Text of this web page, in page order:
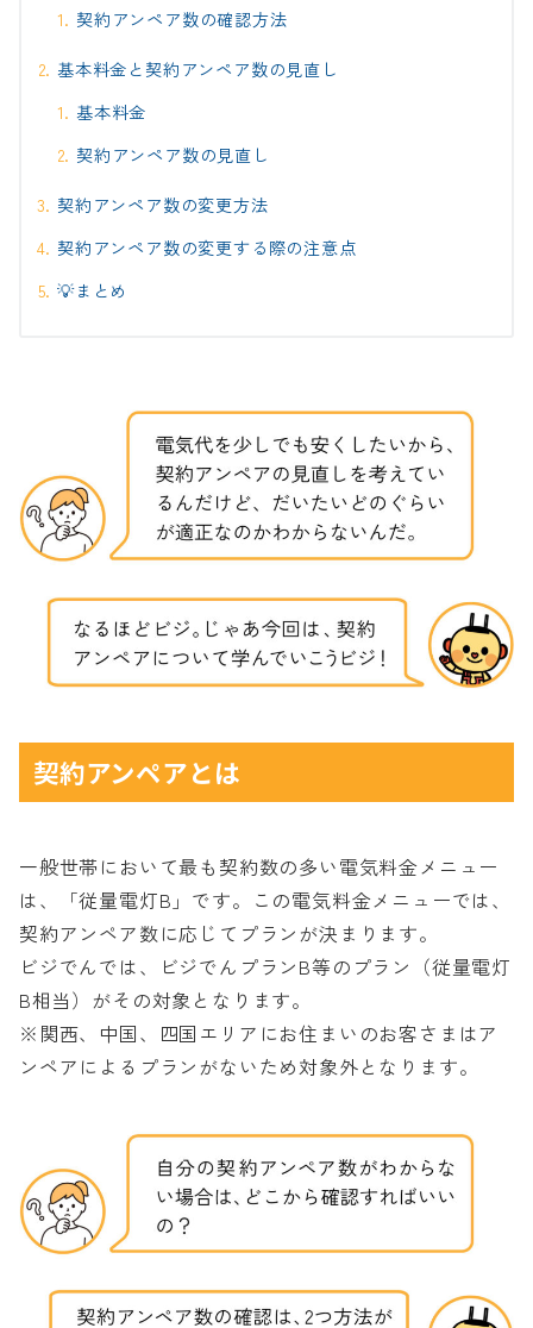
契約アンペア数の確認方法
基本料金と契約アンペア数の見直し
基本料金
契約アンペア数の見直し
契約アンペア数の変更方法
契約アンペア数の変更する際の注意点
💡まとめ
契約アンペアとは
一般世帯において最も契約数の多い電気料金メニュー
は、「従量電灯B」です。この電気料金メニューでは、
契約アンペア数に応じてプランが決まります。
ビジでんでは、ビジでんプランB等のプラン（従量電灯
B相当）がその対象となります。
※関西、中国、四国エリアにお住まいのお客さまはア
ンペアによるプランがないため対象外となります。